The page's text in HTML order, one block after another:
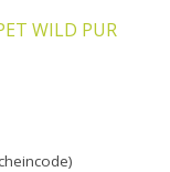
WILD PUR